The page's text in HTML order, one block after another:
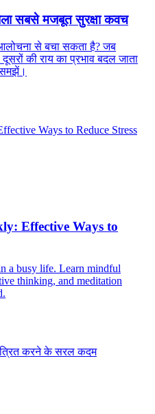
सबसे मजबूत सुरक्षा कवच
से बचा सकता है? जब
की राय का प्रभाव बदल जाता
Effective Ways to
a busy life. Learn mindful
thinking, and meditation